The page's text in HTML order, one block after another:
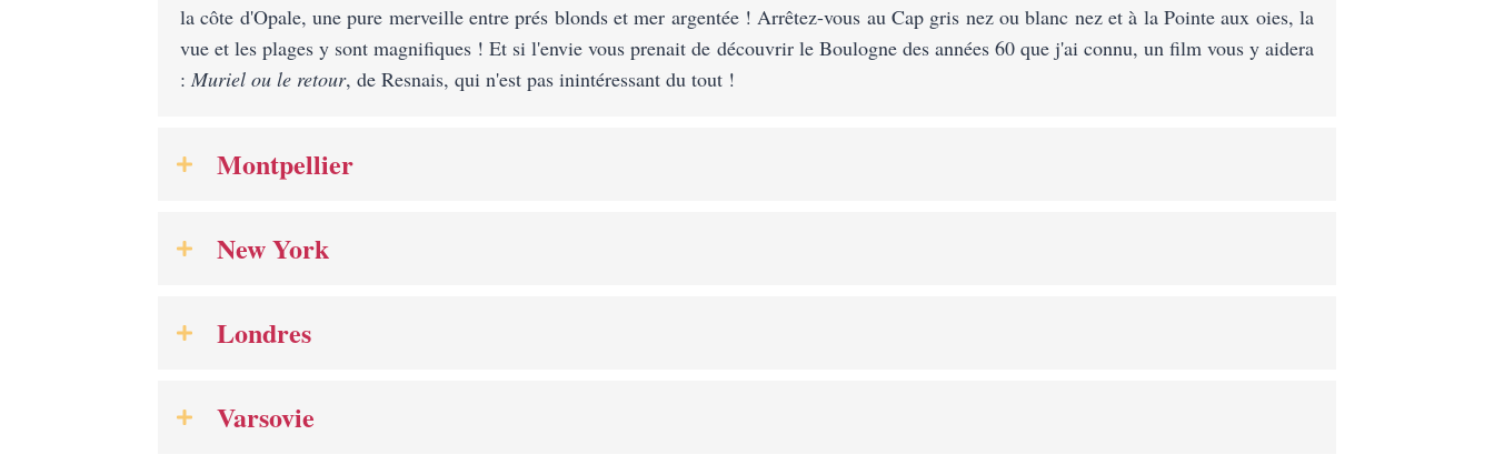
la côte d'Opale, une pure merveille entre prés blonds et mer argentée ! Arrêtez-vous au Cap gris nez ou blanc nez et à la Pointe aux oies, la
vue et les plages y sont magnifiques ! Et si l'envie vous prenait de découvrir le Boulogne des années 60 que j'ai connu, un film vous y aidera
: Muriel ou le retour, de Resnais, qui n'est pas inintéressant du tout !
Montpellier
New York
Londres
Varsovie